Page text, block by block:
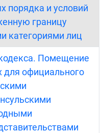
порядка и условий
границу
категориями лиц
Помещение
для официального